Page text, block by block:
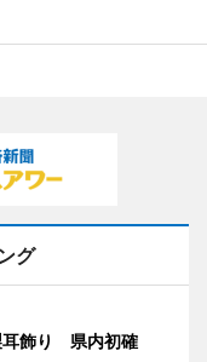
グ
耳飾り 県内初確